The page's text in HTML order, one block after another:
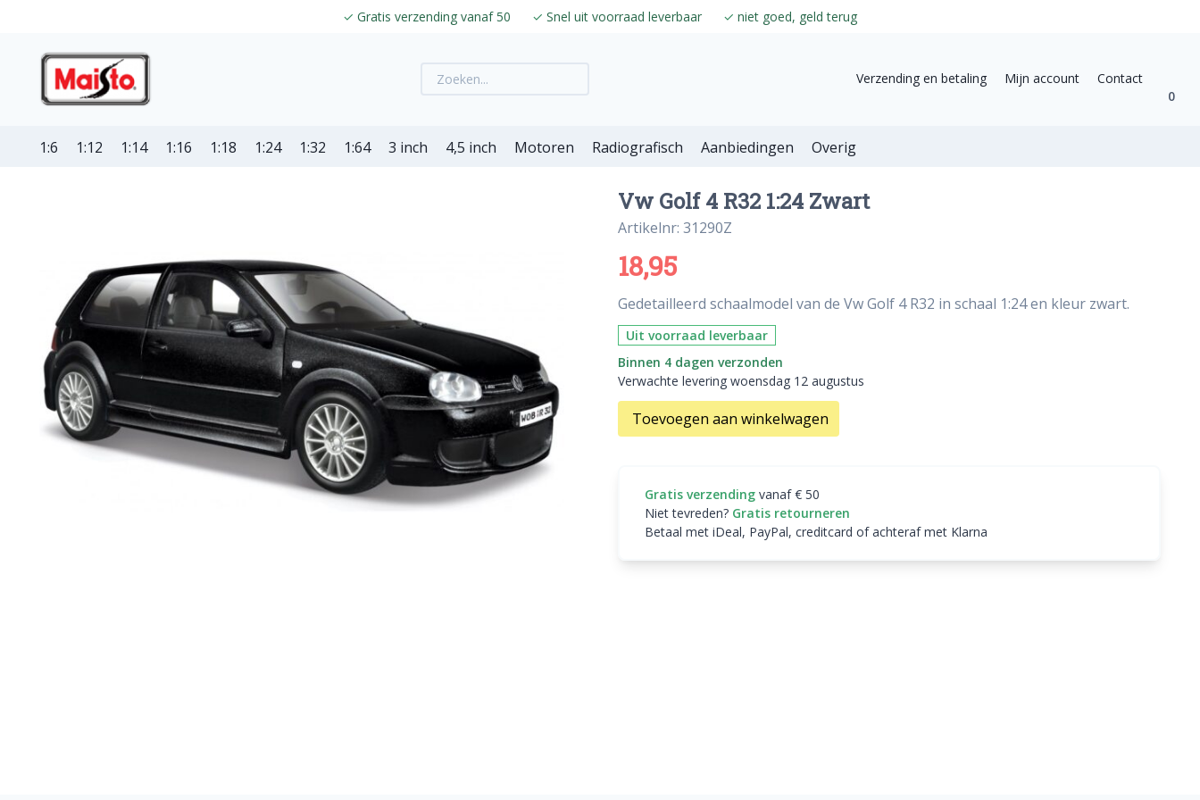
✓ Gratis verzending vanaf 50 ✓ Snel uit voorraad leverbaar ✓ niet goed, geld terug
Verzending en betaling Mijn account
Contact
0
1:6 1:12 1:14 1:16 1:18 1:24 1:32 1:64 3 inch 4,5 inch Motoren Radiografisch Aanbiedingen Overig
Vw Golf 4 R32 1:24 Zwart
Artikelnr: 31290Z
18,95
Gedetailleerd schaalmodel van de Vw Golf 4 R32 in schaal 1:24 en kleur zwart.
Uit voorraad leverbaar
Binnen 4 dagen verzonden
Verwachte levering woensdag 12 augustus
Toevoegen aan winkelwagen
Gratis verzending vanaf € 50
Niet tevreden? Gratis retourneren
Betaal met iDeal, PayPal, creditcard of achteraf met Klarna